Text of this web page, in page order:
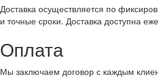
Доставка осуществляется по
и точные сроки. Доставка доступна
Оплата
Мы заключаем договор с каждым